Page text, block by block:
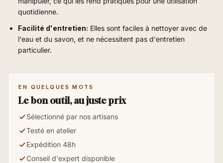
quotidienne.
Facilité d'entretien: Elles sont faciles à nettoyer avec de
l'eau et du savon, et ne nécessitent pas d'entretien
particulier.
EN QUELQUES MOTS
Le bon outil, au juste prix
Sélectionné par nos artisans
Testé en atelier
Expédition 48h
Conseil d'expert disponible